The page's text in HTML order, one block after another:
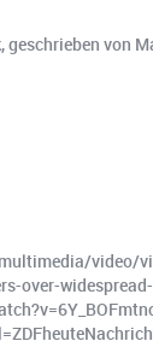
geschrieben von
video/
over-